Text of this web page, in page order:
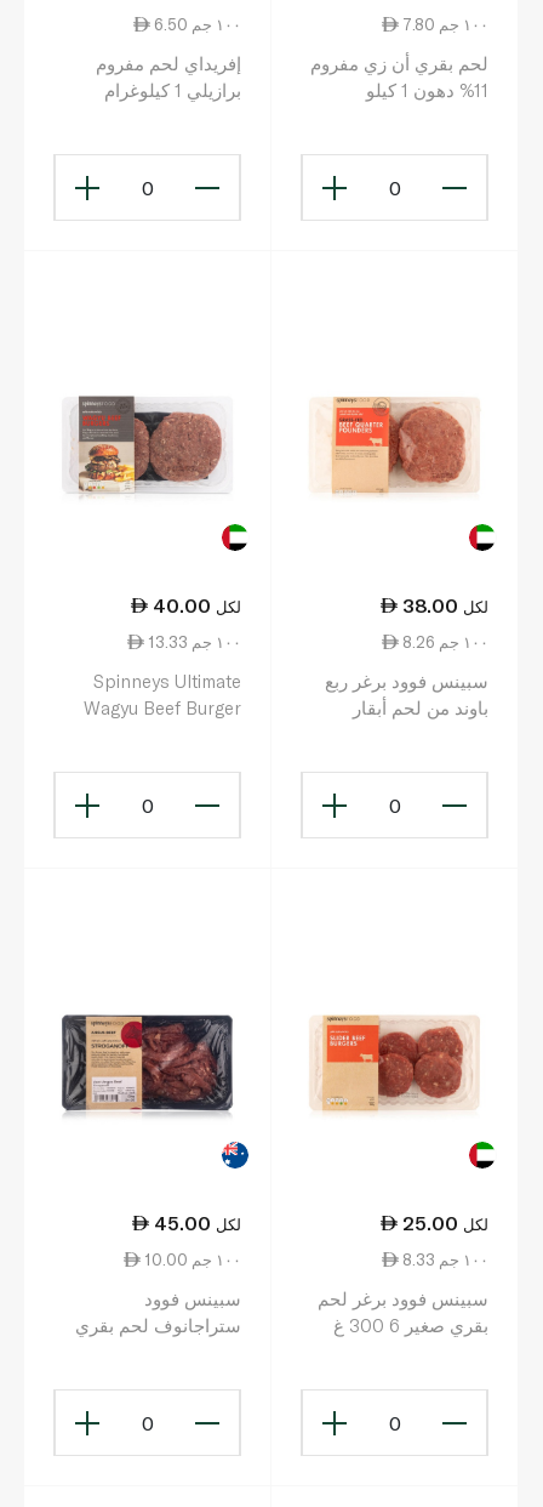
7.80 ١٠٠ جم
لحم بقري أن زي مفروم
11% دهون 1 كيلو
0
6.50 ١٠٠ جم
إفريداي لحم مفروم
برازيلي 1 كيلوغرام
0
38.00 لكل
8.26 ١٠٠ جم
سبينس فوود برغر ربع
باوند من لحم أبقار
0
40.00 لكل
13.33 ١٠٠ جم
Spinneys Ultimate
Wagyu Beef Burger
0
25.00 لكل
8.33 ١٠٠ جم
سبينس فوود برغر لحم
بقري صغير 6 300 غ
0
45.00 لكل
10.00 ١٠٠ جم
سبينس فوود
ستراجانوف لحم بقري
0